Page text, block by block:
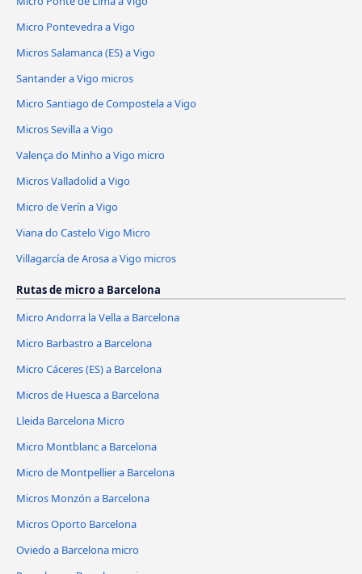
Micro Pontevedra a Vigo
Micros Salamanca (ES) a Vigo
Santander a Vigo micros
Micro Santiago de Compostela a Vigo
Micros Sevilla a Vigo
Valença do Minho a Vigo micro
Micros Valladolid a Vigo
Micro de Verín a Vigo
Viana do Castelo Vigo Micro
Villagarcía de Arosa a Vigo micros
Rutas de micro a Barcelona
Micro Andorra la Vella a Barcelona
Micro Barbastro a Barcelona
Micro Cáceres‎‎ (ES) a Barcelona
Micros de Huesca a Barcelona
Lleida Barcelona Micro
Micro Montblanc a Barcelona
Micro de Montpellier a Barcelona
Micros Monzón a Barcelona
Micros Oporto Barcelona
Oviedo a Barcelona micro